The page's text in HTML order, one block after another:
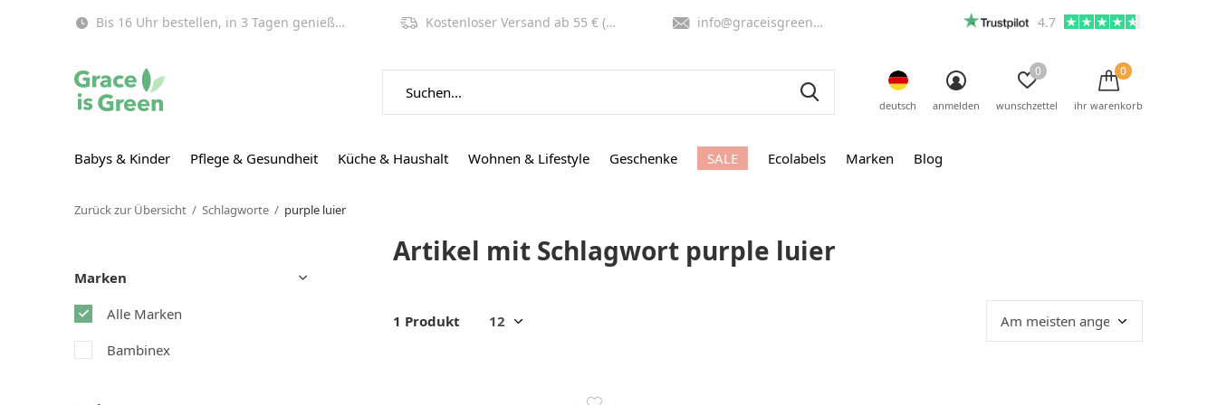
Babys & Kinder Pflege & Gesundheit Küche & Haushalt Wohnen & Lifestyle Geschenke SALE Ecolabels Marken Blog
deutsch anmelden wunschzettel
0
ihr warenkorb
0
Bis 16 Uhr bestellen, in 3 Tagen genießen (EU)! Kostenloser Versand ab 55 € (NL, BE) info@graceisgreen.com 4.7
Zurück zur Übersicht Schlagworte purple luier
Artikel mit Schlagwort purple luier
1 Produkt
Marken
Alle Marken
Bambinex